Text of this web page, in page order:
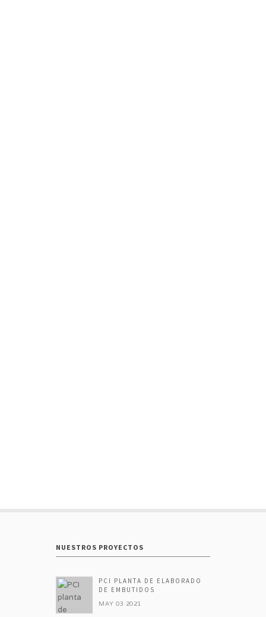
NUESTROS PROYECTOS
PCI PLANTA DE ELABORADO
DE EMBUTIDOS
MAY 03 2021